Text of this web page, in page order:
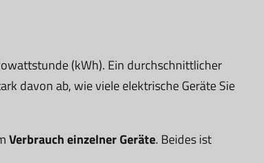
(kWh). Ein durchschnittlicher
davon ab, wie viele elektrische Geräte Sie
Verbrauch einzelner Geräte. Beides ist